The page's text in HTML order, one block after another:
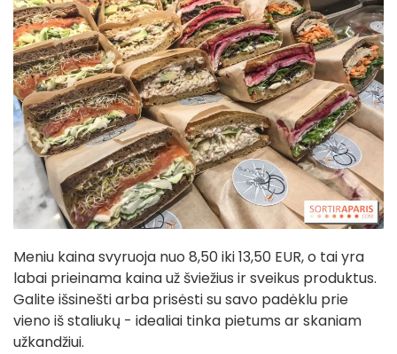
Meniu kaina svyruoja nuo 8,50 iki 13,50 EUR, o tai yra
labai prieinama kaina už šviežius ir sveikus produktus.
Galite išsinešti arba prisėsti su savo padėklu prie
vieno iš staliukų - idealiai tinka pietums ar skaniam
užkandžiui.